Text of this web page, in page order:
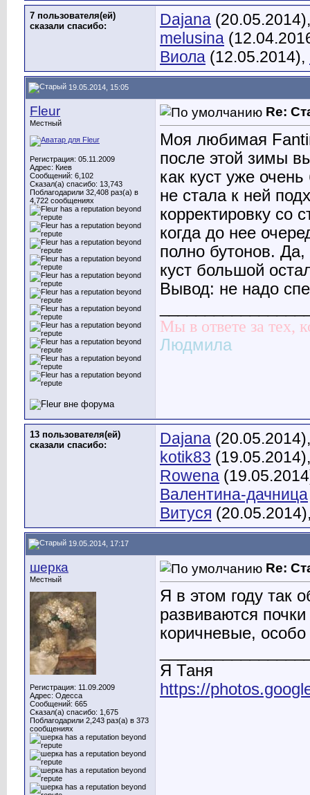
7 пользователя(ей)
сказали cпасибо:
Dajana
melusina
Виола (12.05.2014),
19.05.2014, 15:05
Fleur
Местный
Регистрация: 05.11.2009
Адрес: Киев
Сообщений: 6,102
Сказал(а) спасибо: 13,743
Поблагодарили 32,408 раз(а) в
4,722 сообщениях
Re:
Моя любимая
после этой зимы
как куст уже
не стала к ней
корректировку со
когда до нее
полно бутонов.
куст большой
Вывод: не надо
Мы в ответе за тех,
Людмила
13 пользователя(ей)
сказали cпасибо:
Dajana
kotik83
Rowena
Валентина-дачница
Витуся
19.05.2014, 17:17
шерка
Местный
Регистрация: 11.09.2009
Адрес: Одесса
Сообщений: 665
Сказал(а) спасибо: 1,675
Поблагодарили 2,243 раз(а) в 373
сообщениях
Re:
Я в этом году так
развиваются
коричневые,
Я Таня
https://